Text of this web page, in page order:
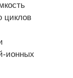
циклов
ионных